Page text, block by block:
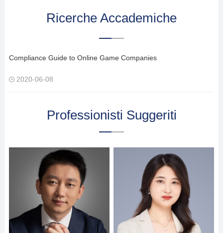
Ricerche Accademiche
Compliance Guide to Online Game Companies
2020-06-08
Professionisti Suggeriti